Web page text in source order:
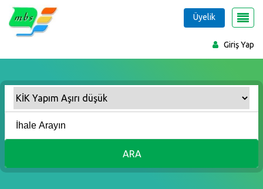
Giriş Yap
Üyelik
ARA